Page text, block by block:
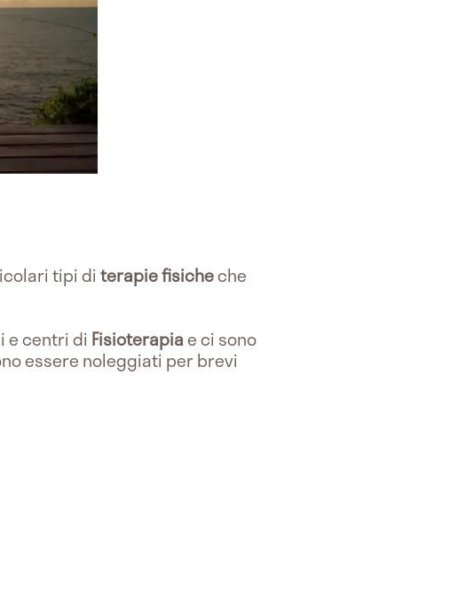
tipi diterapie fisicheche
e centri di Fisioterapiae ci sono
essere noleggiati per brevi